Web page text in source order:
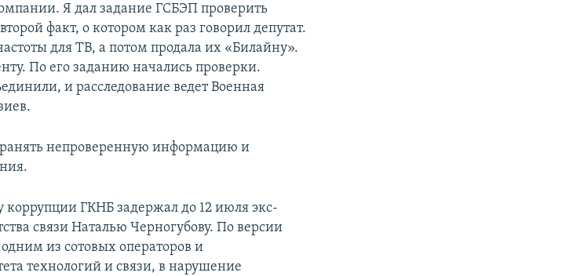
Я дал задание ГСБЭП проверить
факт, о котором как раз говорил депутат.
для ТВ, а потом продала их «Билайну».
По его заданию начались проверки.
и расследование ведет Военная
непроверенную информацию и
коррупции ГКНБ задержал до 12 июля экс-
связи Наталью Черногубову. По версии
одним из сотовых операторов и
технологий и связи, в нарушение